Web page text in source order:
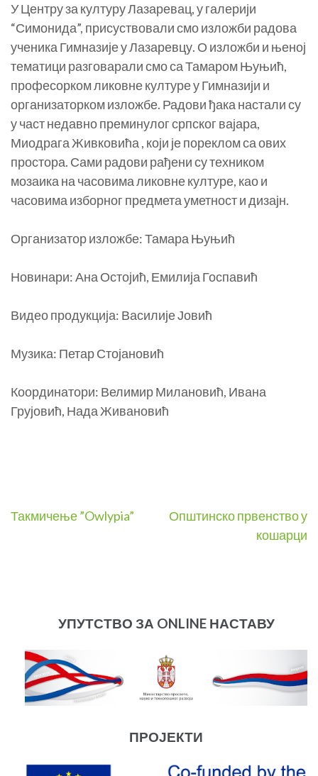
У Центру за културу Лазаревац, у галерији
“Симонида”, присуствовали смо изложби радова
ученика Гимназије у Лазаревцу. О изложби и њеној
тематици разговарали смо са Тамаром Њуњић,
професорком ликовне културе у Гимназији и
организаторком изложбе. Радови ђака настали су
у част недавно преминулог српског вајара,
Миодрага Живковића , који је пореклом са ових
простора. Сами радови рађени су техником
мозаика на часовима ликовне културе, као и
часовима изборног предмета уметност и дизајн.
Организатор изложбе: Тамара Њуњић
Новинари: Ана Остојић, Емилија Госпавић
Видео продукција: Василије Јовић
Музика: Петар Стојановић
Координатори: Велимир Милановић, Ивана
Грујовић, Нада Живановић
Post
Такмичење ”Owlypia”
Општинско првенство у
кошарци
УПУТСТВО ЗА ONLINE НАСТАВУ
ПРОЈЕКТИ